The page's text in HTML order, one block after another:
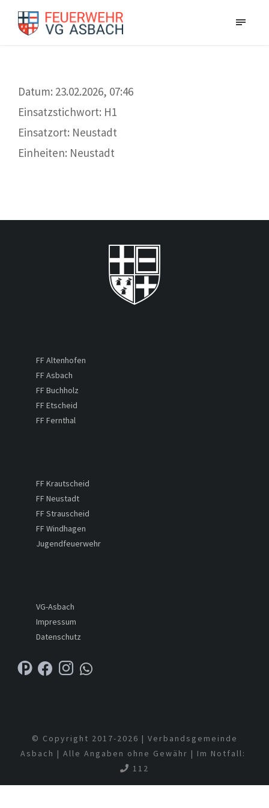
Datum: 23.02.2026, 07:46
Einsatzstichwort: H1
Einsatzort: Neustadt
Einheiten: Neustadt
FF Altenhofen
FF Asbach
FF Buchholz
FF Etscheid
FF Fernthal
FF Krautscheid
FF Neustadt
FF Strauscheid
FF Windhagen
Jugendfeuerwehr
VG-Asbach
Impressum
Datenschutz
© Copyright 2017-2026 | Verbandsgemeinde
Asbach | Alle Angaben ohne Gewähr | Im Notfall:
112